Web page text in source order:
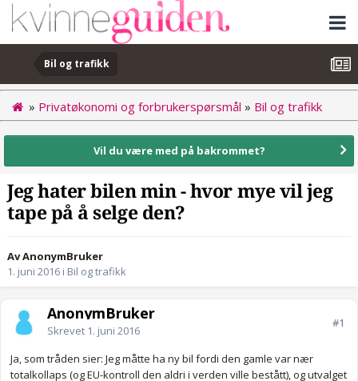
Bil og trafikk
» Privatøkonomi og forbrukerspørsmål » Bil og trafikk
Vil du være med på bakrommet?
Jeg hater bilen min - hvor mye vil jeg
tape på å selge den?
Av AnonymBruker
1. juni 2016 i Bil og trafikk
AnonymBruker
Skrevet 1. juni 2016
#1
Ja, som tråden sier: Jeg måtte ha ny bil fordi den gamle var nær
totalkollaps (og EU-kontroll den aldri i verden ville bestått), og utvalget